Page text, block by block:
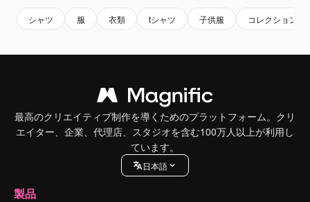
シャツ 服 衣類 tシャツ 子供服 コレクション
最高のクリエイティブ制作を導くためのプラットフォーム。クリ
エイター、企業、代理店、スタジオを含む100万人以上が利用し
ています。
日本語
製品